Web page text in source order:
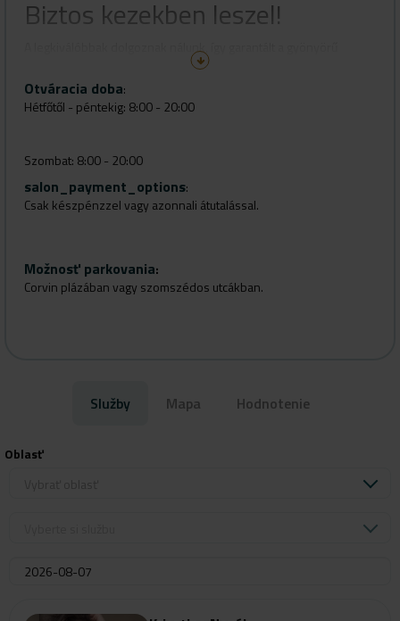
Biztos kezekben leszel!
A legkiválóbbak dolgoznak nálunk, így garantált a gyönyörű
végeredmény, bárkihez is jössz.
Otváracia doba:
Hétfőtől - péntekig: 8:00 - 20:00
Szombat: 8:00 - 20:00
Vasárnap: ZÁRVA
salon_payment_options:
Csak készpénzzel vagy azonnali átutalással.
Možnosť parkovania:
Corvin plázában vagy szomszédos utcákban.
Služby Mapa Hodnotenie
Oblasť